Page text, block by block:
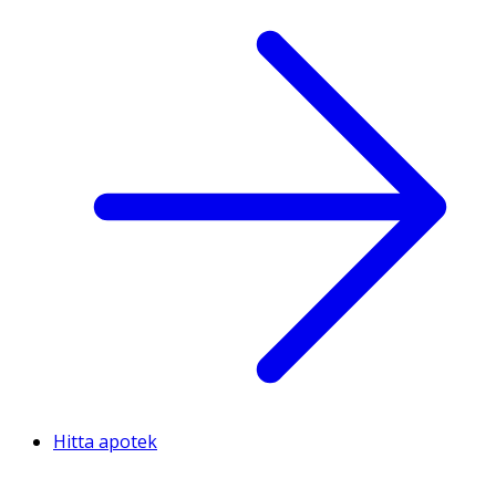
Hitta apotek